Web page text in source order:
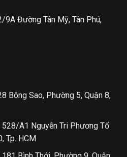
9A Đường Tân Mỹ, Tân Phú,
Bông Sao, Phường 5, Quận 8,
528/A1 Nguyễn Tri Phương Tổ
Tp. HCM